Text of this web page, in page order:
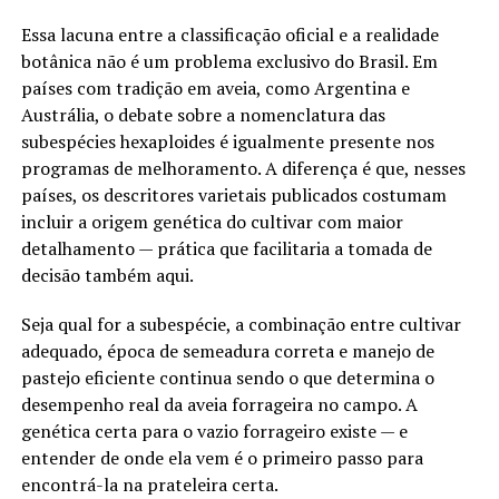
Essa lacuna entre a classificação oficial e a realidade
botânica não é um problema exclusivo do Brasil. Em
países com tradição em aveia, como Argentina e
Austrália, o debate sobre a nomenclatura das
subespécies hexaploides é igualmente presente nos
programas de melhoramento. A diferença é que, nesses
países, os descritores varietais publicados costumam
incluir a origem genética do cultivar com maior
detalhamento — prática que facilitaria a tomada de
decisão também aqui.
Seja qual for a subespécie, a combinação entre cultivar
adequado, época de semeadura correta e manejo de
pastejo eficiente continua sendo o que determina o
desempenho real da aveia forrageira no campo. A
genética certa para o vazio forrageiro existe — e
entender de onde ela vem é o primeiro passo para
encontrá-la na prateleira certa.